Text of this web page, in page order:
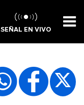
SEÑAL EN VIVO